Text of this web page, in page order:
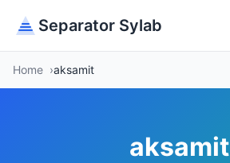
Separator Sylab
Home aksamit
aksamit